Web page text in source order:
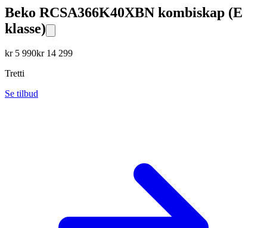
Beko RCSA366K40XBN kombiskap (E
klasse)
kr 5 990kr 14 299
Tretti
Se tilbud